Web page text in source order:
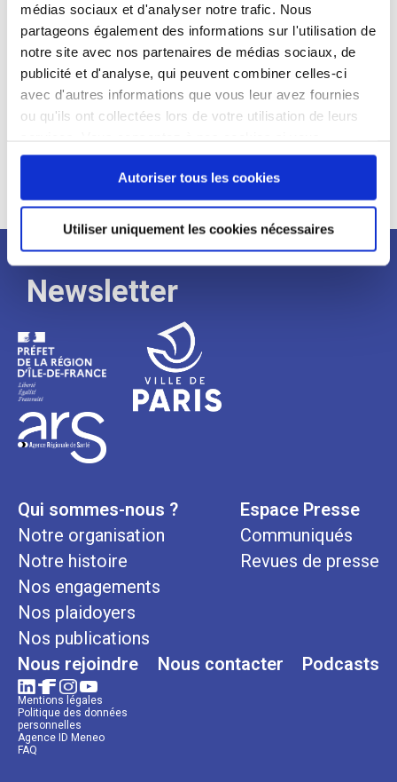
médias sociaux et d'analyser notre trafic. Nous
partageons également des informations sur l'utilisation de
notre site avec nos partenaires de médias sociaux, de
publicité et d'analyse, qui peuvent combiner celles-ci
avec d'autres informations que vous leur avez fournies
ou qu'ils ont collectées lors de votre utilisation de leurs
continuez à utiliser notre site Web.
Autoriser tous les cookies
Utiliser uniquement les cookies nécessaires
Expérience :
Processus
de
recrutement
Newsletter
Qui sommes-nous ?
Notre organisation
Notre histoire
Nos engagements
Nos plaidoyers
Nos publications
Espace Presse
Communiqués
Revues de presse
Nous rejoindre Nous contacter Podcasts
Mentions légales
Politique des données
personnelles
Agence ID Meneo
FAQ